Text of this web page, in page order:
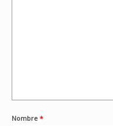
Nombre *